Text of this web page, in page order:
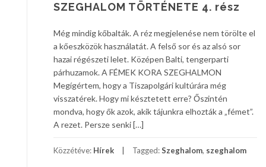
SZEGHALOM TÖRTÉNETE 4. rész
Még mindig kőbalták. A réz megjelenése nem törölte el
a kőeszközök használatát. A felső sor és az alsó sor
hazai régészeti lelet. Középen Balti, tengerparti
párhuzamok. A FÉMEK KORA SZEGHALMON
Megígértem, hogy a Tiszapolgári kultúrára még
visszatérek. Hogy mi késztetett erre? Őszintén
mondva, hogy ők azok, akik tájunkra elhozták a „fémet”.
A rezet. Persze senki […]
Közzétéve: Hírek Tagged:Szeghalom, szeghalom